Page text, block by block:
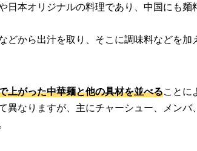
日本オリジナルの料理であり、中国にも麺
どから出汁を取り、そこに調味料などを加
上がった中華麺と他の具材を並べることに
異なりますが、主にチャーシュー、メン